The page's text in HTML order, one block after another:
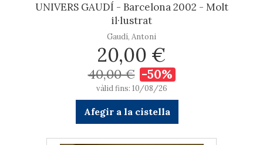
UNIVERS GAUDÍ - Barcelona 2002 - Molt
il·lustrat
Gaudí, Antoni
20,00 €
40,00 € -50%
vàlid fins: 10/08/26
Afegir a la cistella